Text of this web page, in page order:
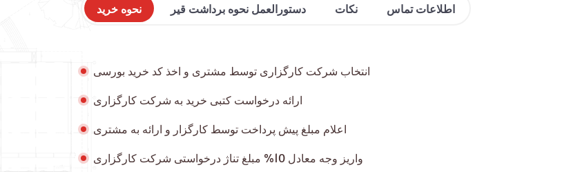
نحوه خرید دستورالعمل نحوه برداشت قیر نکات اطلاعات تماس
انتخاب شرکت كارگزاری توسط مشتری و اخذ کد خرید بورسی
ارائه درخواست کتبی خرید به شرکت کارگزاری
اعلام مبلغ پیش پرداخت توسط كارگزار و ارائه به مشتری
واريز وجه معادل 10% مبلغ تناژ درخواستی شرکت کارگزاری